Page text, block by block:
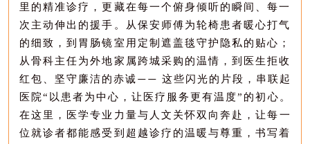
里的精准诊疗，更藏在每一个俯身倾听的瞬间、每一
次主动伸出的援手。从保安师傅为轮椅患者暖心打气
的细致，到胃肠镜室用定制遮盖毯守护隐私的贴心；
从骨科主任为外地家属跨城采购的温情，到医生拒收
红包、坚守廉洁的赤诚 —— 这些闪光的片段，串联起
医院“ 以患者为中心 ，让医疗服务更有温度” 的初心。
在这里，
医学专业力量与人文关怀双向奔赴，让每一
位就诊者都能感受到超越诊疗的温暖与尊重，书写着